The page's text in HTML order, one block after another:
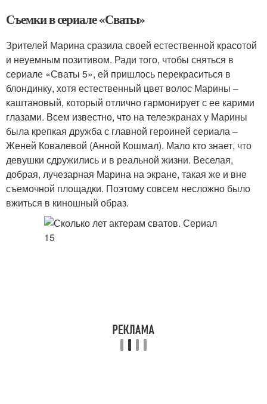
Съемки в сериале «Сваты»
Зрителей Марина сразила своей естественной красотой
и неуемным позитивом. Ради того, чтобы сняться в
сериале «Сваты 5», ей пришлось перекраситься в
блондинку, хотя естественный цвет волос Марины –
каштановый, который отлично гармонирует с ее карими
глазами. Всем известно, что на телеэкранах у Марины
была крепкая дружба с главной героиней сериала –
Женей Ковалевой (Анной Кошмал). Мало кто знает, что
девушки сдружились и в реальной жизни. Веселая,
добрая, лучезарная Марина на экране, такая же и вне
съемочной площадки. Поэтому совсем несложно было
вжиться в киношный образ.